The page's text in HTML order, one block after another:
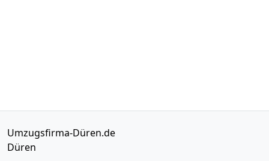
Umzugsfirma-Düren.de
Düren